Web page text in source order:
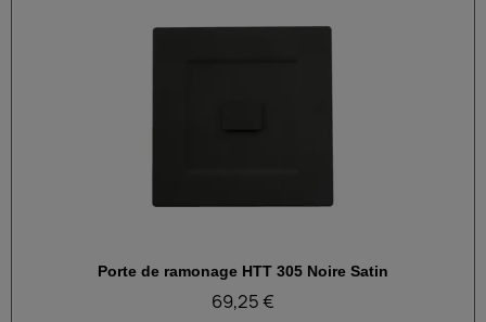
Aperçu rapide
Porte de ramonage HTT 305 Noire Satin
69,25 €